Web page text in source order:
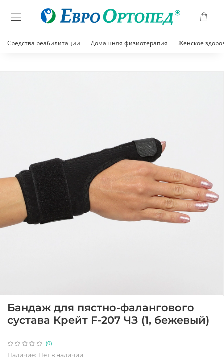
Средства реабилитации Домашняя физиотерапия Женское
(0)
Наличие: Нет в наличии
Бандаж для пястно-фалангового
сустава Крейт F-207 ЧЗ (1, бежевый)